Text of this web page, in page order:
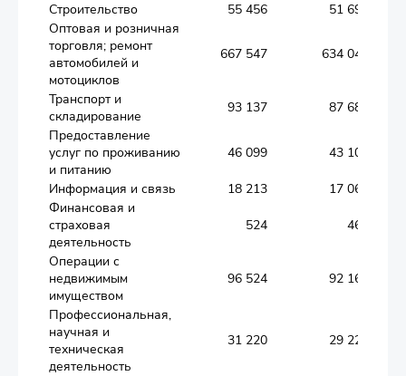
Строительство 55 456
51 690
Оптовая и розничная
торговля; ремонт
автомобилей и
мотоциклов
667 547 634 042
Транспорт и
складирование
93 137
87 685
Предоставление
услуг по проживанию
и питанию
46 099 43 102
Информация и связь 18 213
17 067
Финансовая и
страховая
деятельность
524 463
Операции с
недвижимым
имуществом
96 524 92 169
Профессиональная,
научная и
техническая
деятельность
31 220 29 222